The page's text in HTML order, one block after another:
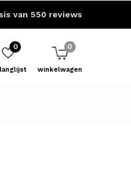
0
winkelwagen
0
van 550 reviews